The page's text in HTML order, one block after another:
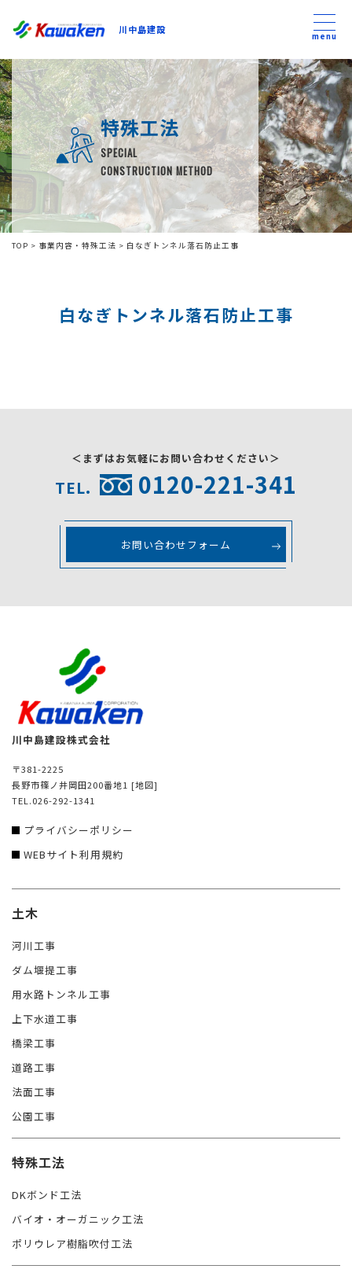
川中島建設
川中島建設
トップ
トピックス
事業内容
私たちについて
コンテンツ
menu
特殊工法
SPECIAL
CONSTRUCTION METHOD
TOP > 事業内容・特殊工法 > 白なぎトンネル落石防止工事
白なぎトンネル落石防止工事
＜まずはお気軽にお問い合わせください＞
TEL. 0120-221-341
お問い合わせフォーム
川中島建設株式会社
〒381-2225
長野市篠ノ井岡田200番地1 [地図]
TEL.026-292-1341
プライバシーポリシー
WEBサイト利用規約
土木
河川工事
ダム堰提工事
用水路トンネル工事
上下水道工事
橋梁工事
道路工事
法面工事
公園工事
特殊工法
DKボンド工法
バイオ・オーガニック工法
ポリウレア樹脂吹付工法